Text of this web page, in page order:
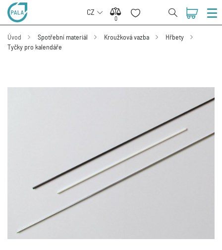
CZ
0
0
Úvod Spotřební materiál Kroužková vazba
Hřbety
Tyčky pro kalendáře